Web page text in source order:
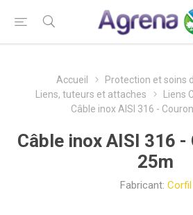
Accueil
Protection et soins
Liens, tuteurs et attaches
Liens
Câble inox AISI 316 -
Câble inox AISI 316 -
25m
Fabricant: Corfil